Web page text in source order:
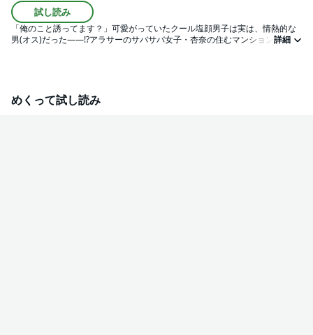
試し読み
「俺のこと誘ってます？」可愛がっていたクール塩顔男子は実は、情熱的な
男(オス)だった――!?アラサーのサバサバ女子・杏奈の住むマンションの隣
詳細
めくって試し読み